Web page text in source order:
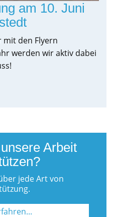
am 10. Juni
mit den Flyern
werden wir aktiv dabei
Arbeit
jede Art von